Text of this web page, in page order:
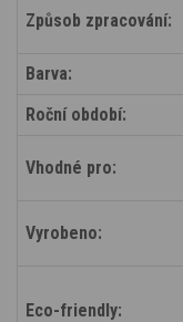
Způsob zpracování:
Barva:
Roční období:
Vhodné pro:
Vyrobeno:
Eco-friendly: